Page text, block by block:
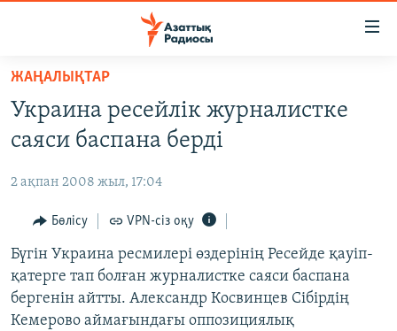
Skip
main
content
to
Navigation
Skip
to
Search
САЯСАТ
ҚАҢТАР ОҚИҒАСЫ
АДАМ ҚҰҚЫҚТАРЫ
ӘЛЕУМЕТ
ӘЛЕМ
АРНАЙЫ ЖОБАЛАР
ЖАҢАЛЫҚТАР
Украина ресейлік журналистке
саяси баспана берді
2 ақпан 2008 жыл, 17:04
Бөлісу VPN-сіз оқу
Бүгін Украина ресмилері өздерінің Ресейде қауіп-
қатерге тап болған журналистке саяси баспана
бергенін айтты. Александр Косвинцев Сібірдің
Кемерово аймағындағы оппозициялық